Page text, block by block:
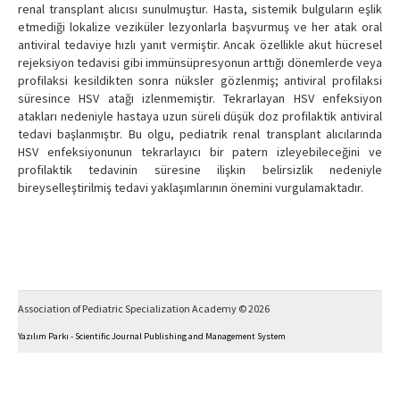
renal transplant alıcısı sunulmuştur. Hasta, sistemik bulguların eşlik
etmediği lokalize veziküler lezyonlarla başvurmuş ve her atak oral
antiviral tedaviye hızlı yanıt vermiştir. Ancak özellikle akut hücresel
rejeksiyon tedavisi gibi immünsüpresyonun arttığı dönemlerde veya
profilaksi kesildikten sonra nüksler gözlenmiş; antiviral profilaksi
süresince HSV atağı izlenmemiştir. Tekrarlayan HSV enfeksiyon
atakları nedeniyle hastaya uzun süreli düşük doz profilaktik antiviral
tedavi başlanmıştır. Bu olgu, pediatrik renal transplant alıcılarında
HSV enfeksiyonunun tekrarlayıcı bir patern izleyebileceğini ve
profilaktik tedavinin süresine ilişkin belirsizlik nedeniyle
bireyselleştirilmiş tedavi yaklaşımlarının önemini vurgulamaktadır.
Association of Pediatric Specialization Academy © 2026
Yazılım Parkı - Scientific Journal Publishing and Management System